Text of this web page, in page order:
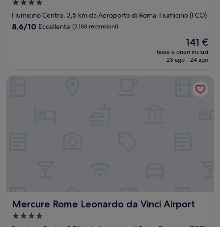
Struttura
a
4.0
stelle
Fiumicino Centro, 3,5 km da Aeroporto di Roma-Fiumicino (FCO)
8.6
8,6/10 Eccellente (2.188 recensioni)
Il
prezzo
attuale
141 €
tasse e oneri inclusi
23 ago - 24 ago
Mercure Rome Leonardo da Vinci Airport
Mercure Rome Leonardo da Vinci Airport
Struttura
Mercure Rome Leonardo da Vinci Airport